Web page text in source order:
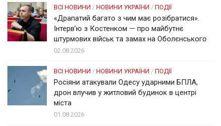
ВСІ НОВИНИ / НОВИНИ УКРАЇНИ / ПОДІЇ
«Драпатий багато з чим має розібратися».
Інтерв’ю з Костенком — про майбутнє
штурмових військ та замах на Оболєнського
02.08.2026
ВСІ НОВИНИ / НОВИНИ УКРАЇНИ / ПОДІЇ
Росіяни атакували Одесу ударними БПЛА,
дрон влучив у житловий будинок в центрі
міста
01.08.2026